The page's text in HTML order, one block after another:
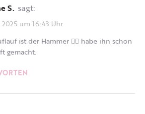
S. sagt:
2025 um 16:43 Uhr
ist der Hammer 👍🏻 habe ihn schon
gemacht.